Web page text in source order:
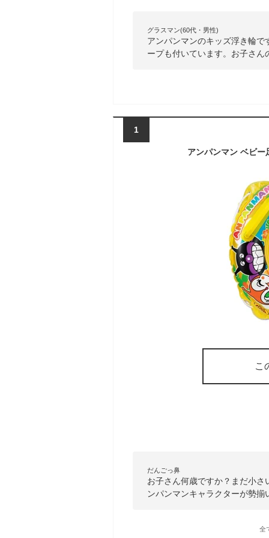
グラスマン(60代・男性)
アンパンマンのキッズ浮き輪
ープも付いています。お子さ
1
こ
だんごっ鼻
お子さん何歳ですか？まだ小
ンパンマンキャラクターが勢
全